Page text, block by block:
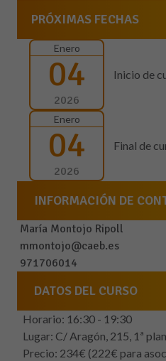
PRÓXIMAS FECHAS
Enero
04
2026
Inicio de
Enero
04
2026
Final de
INFORMACIÓN DE
María Montojo Ripoll
mmontojo@caeb.es
971706014
DATOS DEL CURSO
Horario: 16:30 - 19:30
Lugar: C/ Aragón, 215, 1ª
Precio: 234€ (222€ para